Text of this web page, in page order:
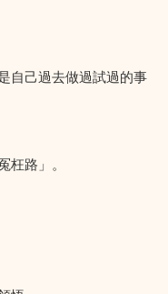
自己過去做過試過的事
路」。